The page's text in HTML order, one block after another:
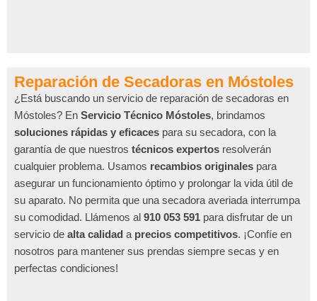
Reparación de Secadoras en Móstoles
¿Está buscando un servicio de reparación de secadoras en
Móstoles? En Servicio Técnico Móstoles, brindamos
soluciones rápidas y eficaces para su secadora, con la
garantía de que nuestros técnicos expertos resolverán
cualquier problema. Usamos recambios originales para
asegurar un funcionamiento óptimo y prolongar la vida útil de
su aparato. No permita que una secadora averiada interrumpa
su comodidad. Llámenos al 910 053 591 para disfrutar de un
servicio de alta calidad a precios competitivos. ¡Confíe en
nosotros para mantener sus prendas siempre secas y en
perfectas condiciones!